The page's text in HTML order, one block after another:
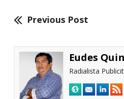
Previous Post
Eudes
Radialista